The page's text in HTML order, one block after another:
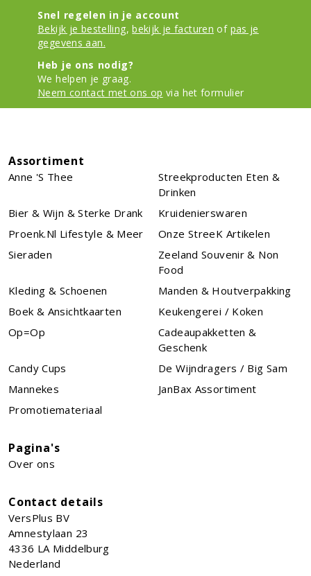
Snel regelen in je account
Bekijk je bestelling, bekijk je facturen of pas je
gegevens aan.
Heb je ons nodig?
We helpen je graag.
Neem contact met ons op via het formulier
Assortiment
Anne 's Thee
Streekproducten Eten &
Drinken
Bier & Wijn & Sterke Drank
Kruidenierswaren
Proenk.nl Lifestyle & Meer
Onze StreeK Artikelen
Sieraden
Zeeland Souvenir & Non
Food
Kleding & Schoenen
Manden & Houtverpakking
Boek & Ansichtkaarten
Keukengerei / Koken
Op=Op
Cadeaupakketten &
Geschenk
Candy Cups
De Wijndragers / Big Sam
Mannekes
JanBax Assortiment
Promotiemateriaal
Pagina's
Over ons
Contact details
VersPlus BV
Amnestylaan 23
4336 LA Middelburg
Nederland